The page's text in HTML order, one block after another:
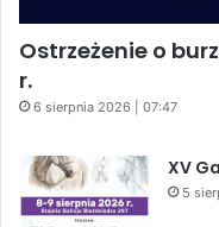
Ostrzeżenie o
r.
6 sierpnia 2026 | 07:47
XV
5